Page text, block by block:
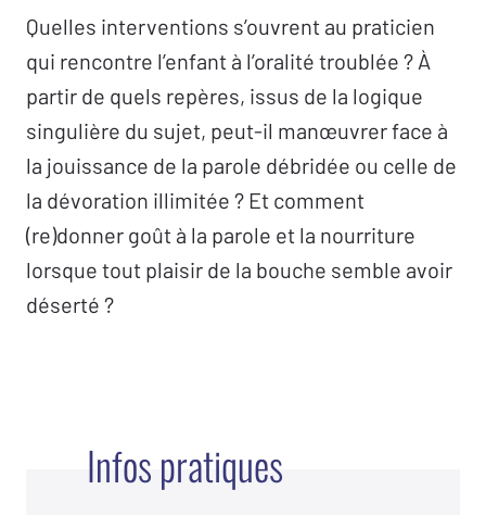
Infos pratiques
Quelles interventions s’ouvrent au praticien
qui rencontre l’enfant à l’oralité troublée ? À
partir de quels repères, issus de la logique
singulière du sujet, peut-il manœuvrer face à
la jouissance de la parole débridée ou celle de
la dévoration illimitée ? Et comment
(re)donner goût à la parole et la nourriture
lorsque tout plaisir de la bouche semble avoir
déserté ?